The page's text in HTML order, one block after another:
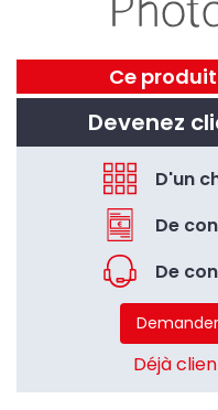
Ce
Devenez
D'un
De
De
Déjà